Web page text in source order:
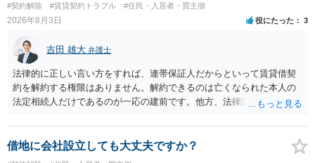
#契約解除 #賃貸契約トラブル #住民・入居者・買主側
2026年8月3日 役にたった 3
吉田 雄大 弁護士
法律的に正しい言い方をすれば、連帯保証人だからといって賃貸借契
約を解約する権限はありません。解約できるのは亡くなられた本人の
法定相続人だけであるのが一応の建前です。他方、法律論はさてお
する動機づけがなくなります。 今回進められつつある手続はあくまで
も、建物を賃貸人に一日も早く明け渡すための便宜的方法として理解
するのが良いと思います。またその方法で進めた方が、連帯保証人で
借地に会社設立しても大丈夫ですか？